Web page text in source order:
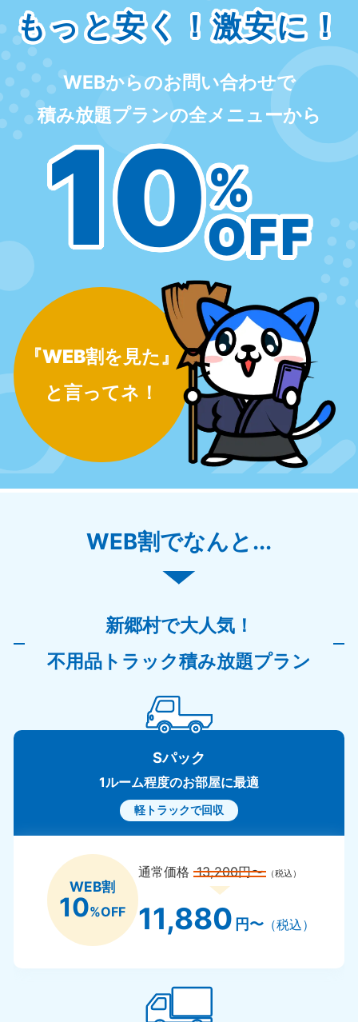
もっと安く！激安に！
WEBからのお問い合わせで
積み放題プランの全メニューから
10%
OFF
『WEB割を見た』
と言ってネ！
WEB割でなんと...
新郷村で大人気！
不用品トラック積み放題プラン
Sパック
1ルーム程度のお部屋に最適
軽トラックで回収
WEB割
10%OFF
通常価格13,200円〜 （税込）
11,880 円〜（税込）